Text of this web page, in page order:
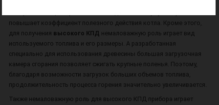
повышает коэффициент полезного действия котла. Кроме этого,
для получения высокого КПД немаловажную роль играет вид
используемого топлива и его размеры. А разработанная
специально для использования древесины большая загрузочная
камера сгорания позволяет сжигать крупные поленья. Поэтому,
благодаря возможности загрузок больших объемов топлива,
продолжительность процесса горения значительно увеличивается.
Также немаловажную роль для высокого КПД прибора играет